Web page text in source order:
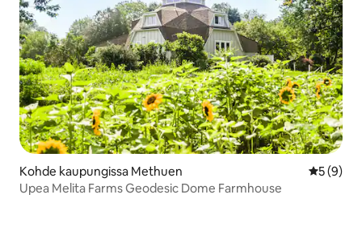
Kohde kaupungissa Methuen
5 (9)
Upea Melita Farms Geodesic Dome Farmhouse